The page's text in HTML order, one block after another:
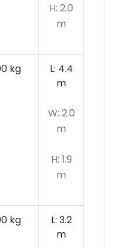
H: 2.0
m
kg
L: 4.4
m
W: 2.0
m
H: 1.9
m
kg
L: 3.2
m